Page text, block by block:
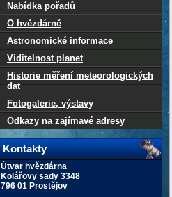
Nabídka pořadů
O hvězdárně
Astronomické informace
Viditelnost planet
Historie měření meteorologických
dat
Fotogalerie, výstavy
Odkazy na zajímavé adresy
Kontakty
Útvar hvězdárna
Kolářovy sady 3348
796 01 Prostějov